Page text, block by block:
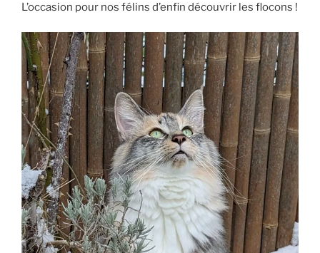
L’occasion pour nos félins d’enfin découvrir les flocons !